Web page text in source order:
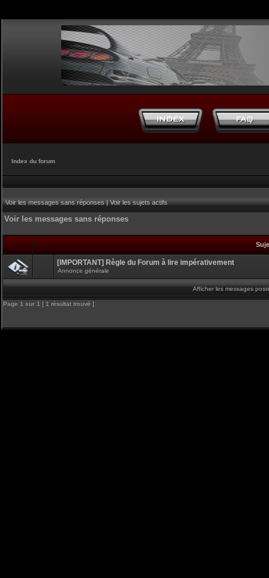
Index du forum
Voir les messages sans réponses|Voir les sujets actifs
Voir les messages sans réponses
[IMPORTANT] Règle du Forum à lire impérativement
Annonce générale
Afficher les messages
Page 1 sur 1 [ 1 résultat trouvé ]